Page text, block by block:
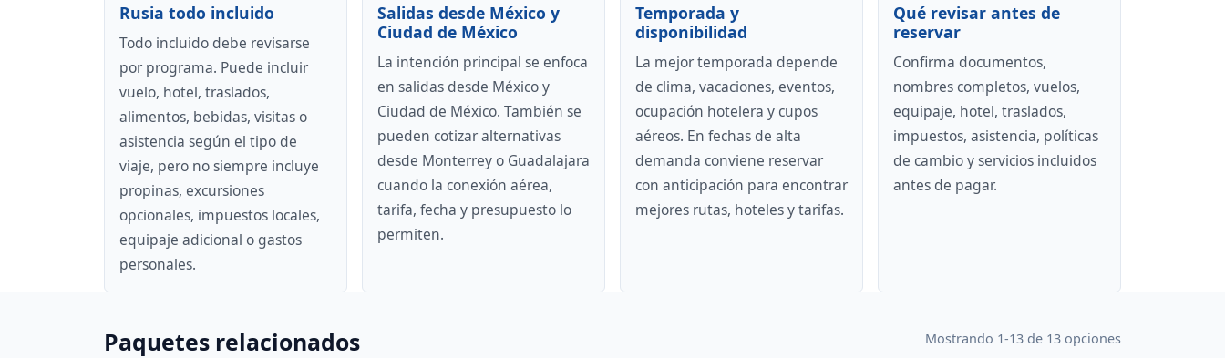
Rusia todo incluido
Todo incluido debe revisarse
por programa. Puede incluir
vuelo, hotel, traslados,
alimentos, bebidas, visitas o
asistencia según el tipo de
viaje, pero no siempre incluye
propinas, excursiones
opcionales, impuestos locales,
equipaje adicional o gastos
personales.
Salidas desde México y
Ciudad de México
La intención principal se enfoca
en salidas desde México y
Ciudad de México. También se
pueden cotizar alternativas
desde Monterrey o Guadalajara
cuando la conexión aérea,
tarifa, fecha y presupuesto lo
permiten.
Temporada y
disponibilidad
La mejor temporada depende
de clima, vacaciones, eventos,
ocupación hotelera y cupos
aéreos. En fechas de alta
demanda conviene reservar
con anticipación para encontrar
mejores rutas, hoteles y tarifas.
Qué revisar antes de
reservar
Confirma documentos,
nombres completos, vuelos,
equipaje, hotel, traslados,
impuestos, asistencia, políticas
de cambio y servicios incluidos
antes de pagar.
Paquetes relacionados Mostrando 1-13 de 13 opciones